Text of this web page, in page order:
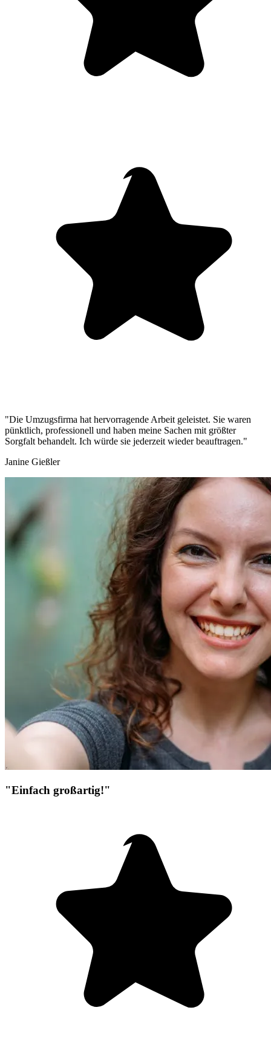
"Die Umzugsfirma hat hervorragende Arbeit geleistet. Sie waren
pünktlich, professionell und haben meine Sachen mit größter
Sorgfalt behandelt. Ich würde sie jederzeit wieder beauftragen."
Janine Gießler
"Einfach großartig!"